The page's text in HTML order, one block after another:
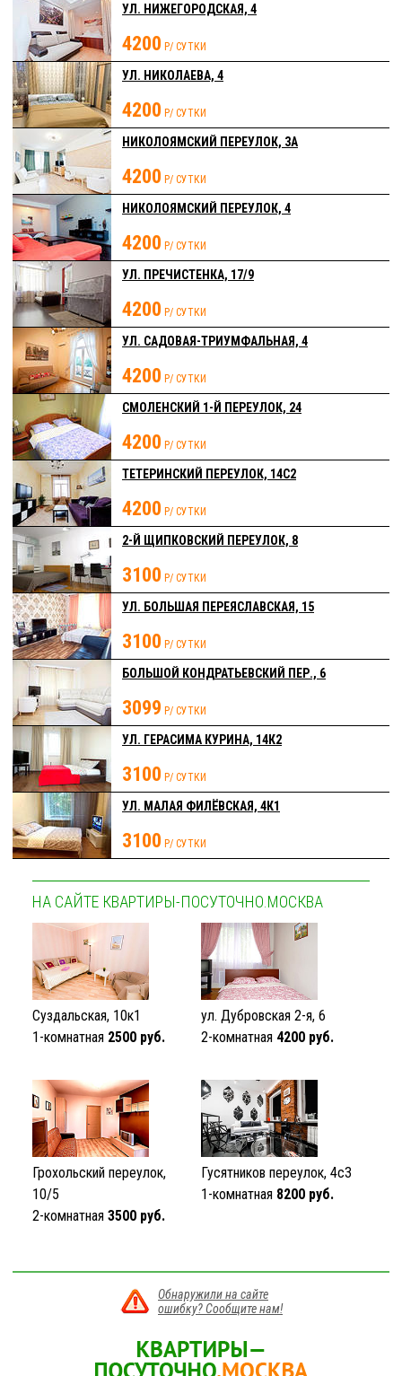
УЛ. НИЖЕГОРОДСКАЯ, 4
4200 Р/ СУТКИ
УЛ. НИКОЛАЕВА, 4
4200 Р/ СУТКИ
НИКОЛОЯМСКИЙ ПЕРЕУЛОК, 3А
4200 Р/ СУТКИ
НИКОЛОЯМСКИЙ ПЕРЕУЛОК, 4
4200 Р/ СУТКИ
УЛ. ПРЕЧИСТЕНКА, 17/9
4200 Р/ СУТКИ
УЛ. САДОВАЯ-ТРИУМФАЛЬНАЯ, 4
4200 Р/ СУТКИ
СМОЛЕНСКИЙ 1-Й ПЕРЕУЛОК, 24
4200 Р/ СУТКИ
ТЕТЕРИНСКИЙ ПЕРЕУЛОК, 14С2
4200 Р/ СУТКИ
2-Й ЩИПКОВСКИЙ ПЕРЕУЛОК, 8
3100 Р/ СУТКИ
УЛ. БОЛЬШАЯ ПЕРЕЯСЛАВСКАЯ, 15
3100 Р/ СУТКИ
БОЛЬШОЙ КОНДРАТЬЕВСКИЙ ПЕР., 6
3099 Р/ СУТКИ
УЛ. ГЕРАСИМА КУРИНА, 14К2
3100 Р/ СУТКИ
УЛ. МАЛАЯ ФИЛЁВСКАЯ, 4К1
3100 Р/ СУТКИ
НА САЙТЕ КВАРТИРЫ-ПОСУТОЧНО.МОСКВА
Суздальская, 10к1
1-комнатная 2500 руб.
ул. Дубровская 2-я, 6
2-комнатная 4200 руб.
Грохольский переулок,
10/5
2-комнатная 3500 руб.
Гусятников переулок, 4с3
1-комнатная 8200 руб.
Обнаружили на сайте
ошибку? Сообщите нам!